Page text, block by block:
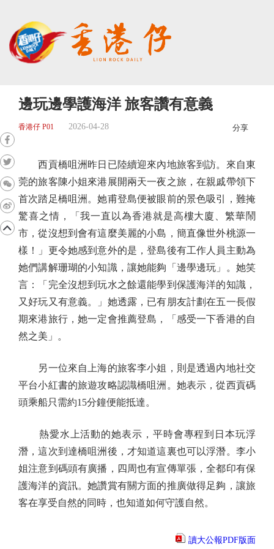
邊玩邊學護海洋 旅客讚有意義
香港仔 P01 2026-04-28 分享
西貢橋咀洲昨日已陸續迎來內地旅客到訪。來自東
莞的旅客陳小姐來港展開兩天一夜之旅，在親戚帶領下
首次踏足橋咀洲。她甫登島便被眼前的景色吸引，難掩
驚喜之情，「我一直以為香港就是高樓大廈、繁華鬧
市，從沒想到會有這麼美麗的小島，簡直像世外桃源一
樣！」更令她感到意外的是，登島後有工作人員主動為
她們講解珊瑚的小知識，讓她能夠「邊學邊玩」。她笑
言：「完全沒想到玩水之餘還能學到保護海洋的知識，
又好玩又有意義。」她透露，已有朋友計劃在五一長假
期來港旅行，她一定會推薦登島，「感受一下香港的自
然之美」。
另一位來自上海的旅客李小姐，則是透過內地社交
平台小紅書的旅遊攻略認識橋咀洲。她表示，從西貢碼
頭乘船只需約15分鐘便能抵達。
熱愛水上活動的她表示，平時會專程到日本玩浮
潛，這次到達橋咀洲後，才知道這裏也可以浮潛。李小
姐注意到碼頭有廣播，四周也有宣傳單張，全都印有保
護海洋的資訊。她讚賞有關方面的推廣做得足夠，讓旅
客在享受自然的同時，也知道如何守護自然。
讀大公報PDF版面